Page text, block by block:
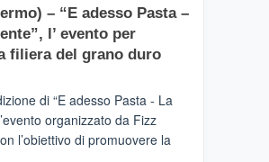
– “E adesso Pasta –
l’ evento per
filiera del grano duro
di “E adesso Pasta - La
organizzato da Fizz
l’obiettivo di promuovere la